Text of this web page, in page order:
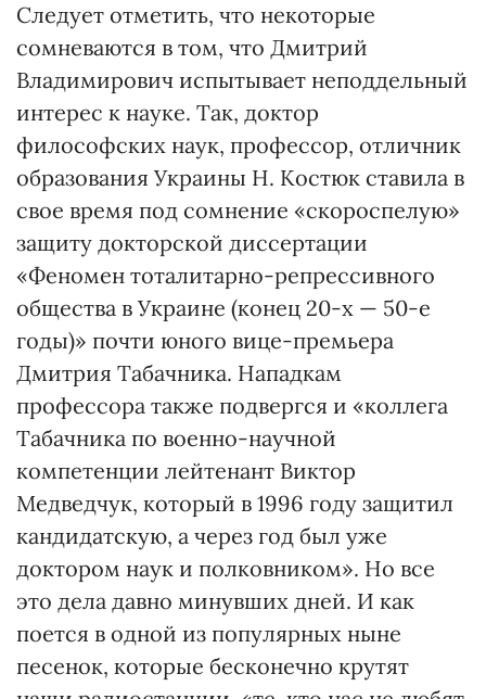
Следует отметить, что некоторые
сомневаются в том, что Дмитрий
Владимирович испытывает неподдельный
интерес к науке. Так, доктор
философских наук, профессор, отличник
образования Украины Н. Костюк ставила в
свое время под сомнение «скороспелую»
защиту докторской диссертации
«Феномен тоталитарно-репрессивного
общества в Украине (конец 20-х — 50-е
годы)» почти юного вице-премьера
Дмитрия Табачника. Нападкам
профессора также подвергся и «коллега
Табачника по военно-научной
компетенции лейтенант Виктор
Медведчук, который в 1996 году защитил
кандидатскую, а через год был уже
доктором наук и полковником». Но все
это дела давно минувших дней. И как
поется в одной из популярных ныне
песенок, которые бесконечно крутят